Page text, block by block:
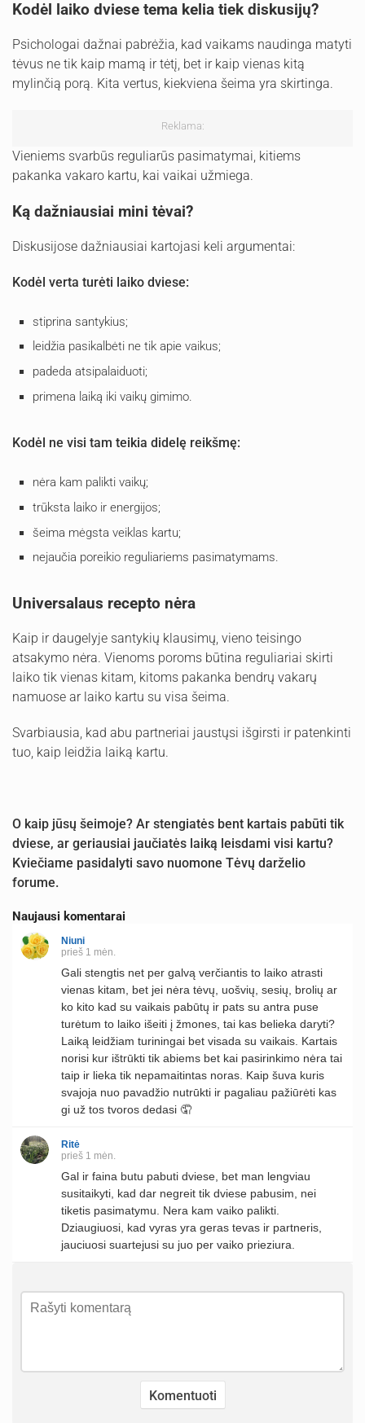
Kodėl laiko dviese tema kelia tiek diskusijų?
Psichologai dažnai pabrėžia, kad vaikams naudinga matyti
tėvus ne tik kaip mamą ir tėtį, bet ir kaip vienas kitą
mylinčią porą. Kita vertus, kiekviena šeima yra skirtinga.
Reklama:
Vieniems svarbūs reguliarūs pasimatymai, kitiems
pakanka vakaro kartu, kai vaikai užmiega.
Ką dažniausiai mini tėvai?
Diskusijose dažniausiai kartojasi keli argumentai:
Kodėl verta turėti laiko dviese:
stiprina santykius;
leidžia pasikalbėti ne tik apie vaikus;
padeda atsipalaiduoti;
primena laiką iki vaikų gimimo.
Kodėl ne visi tam teikia didelę reikšmę:
nėra kam palikti vaikų;
trūksta laiko ir energijos;
šeima mėgsta veiklas kartu;
nejaučia poreikio reguliariems pasimatymams.
Universalaus recepto nėra
Kaip ir daugelyje santykių klausimų, vieno teisingo
atsakymo nėra. Vienoms poroms būtina reguliariai skirti
laiko tik vienas kitam, kitoms pakanka bendrų vakarų
namuose ar laiko kartu su visa šeima.
Svarbiausia, kad abu partneriai jaustųsi išgirsti ir patenkinti
tuo, kaip leidžia laiką kartu.
O kaip jūsų šeimoje? Ar stengiatės bent kartais pabūti tik
dviese, ar geriausiai jaučiatės laiką leisdami visi kartu?
Kviečiame pasidalyti savo nuomone Tėvų darželio
forume.
Naujausi komentarai
Niuni
prieš 1 mėn.
Gali stengtis net per galvą verčiantis to laiko atrasti
vienas kitam, bet jei nėra tėvų, uošvių, sesių, brolių ar
ko kito kad su vaikais pabūtų ir pats su antra puse
turėtum to laiko išeiti į žmones, tai kas belieka daryti?
Laiką leidžiam turiningai bet visada su vaikais. Kartais
norisi kur ištrūkti tik abiems bet kai pasirinkimo nėra tai
taip ir lieka tik nepamaitintas noras. Kaip šuva kuris
svajoja nuo pavadžio nutrūkti ir pagaliau pažiūrėti kas
gi už tos tvoros dedasi 🤦
Ritė
prieš 1 mėn.
Gal ir faina butu pabuti dviese, bet man lengviau
susitaikyti, kad dar negreit tik dviese pabusim, nei
tiketis pasimatymu. Nera kam vaiko palikti.
Dziaugiuosi, kad vyras yra geras tevas ir partneris,
jauciuosi suartejusi su juo per vaiko prieziura.